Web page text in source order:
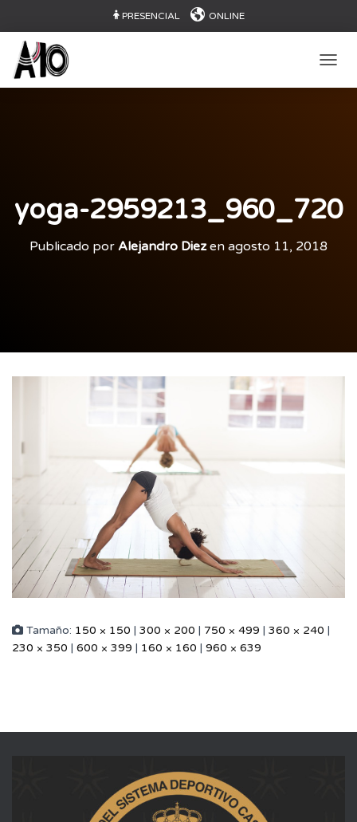
PRESENCIAL ONLINE
yoga-2959213_960_720
Publicado por Alejandro Diezen agosto 11, 2018
Tamaño: 150 × 150 | 300 × 200 | 750 × 499 | 360 × 240 |
230 × 350 | 600 × 399 | 160 × 160 | 960 × 639